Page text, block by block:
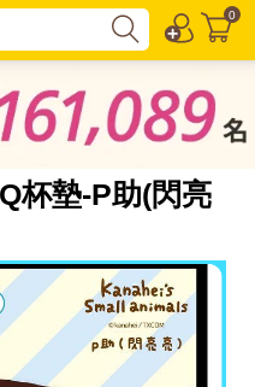
0
杯墊-P助(閃亮